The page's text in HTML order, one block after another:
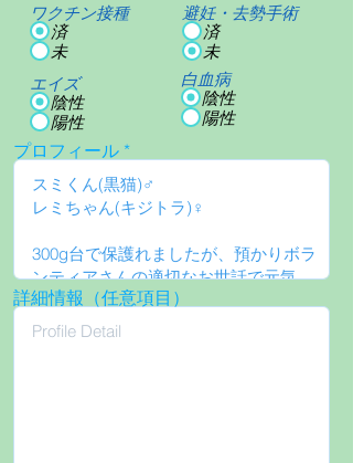
ワクチン接種
済
未
エイズ
陰性
陽性
避妊・去勢手術
済
未
白血病
陰性
陽性
プロフィール
詳細情報（任意項目）